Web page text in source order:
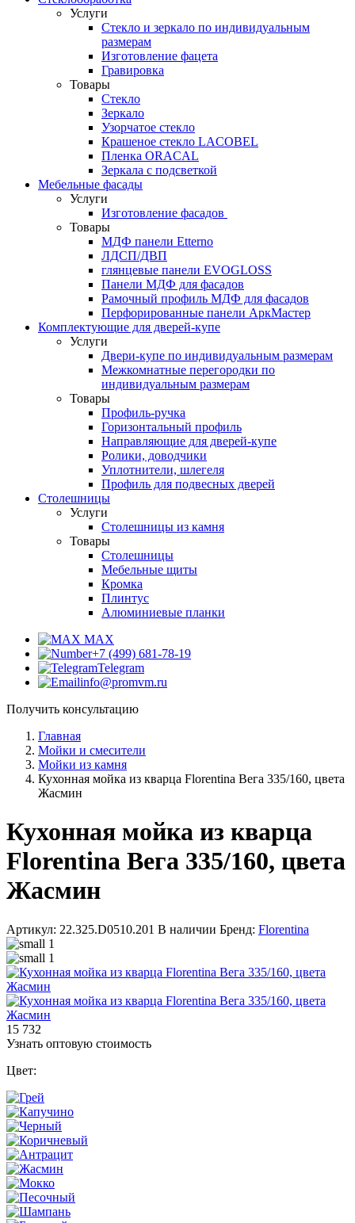
Услуги
Стекло и зеркало по индивидуальным
размерам
Изготовление фацета
Гравировка
Товары
Стекло
Зеркало
Узорчатое стекло
Крашеное стекло LACOBEL
Пленка ORACAL
Зеркала с подсветкой
Мебельные фасады
Услуги
Изготовление фасадов
Товары
МДФ панели Etterno
ЛДСП/ДВП
глянцевые панели EVOGLOSS
Панели МДФ для фасадов
Рамочный профиль МДФ для фасадов
Перфорированные панели АркМастер
Комплектующие для дверей-купе
Услуги
Двери-купе по индивидуальным размерам
Межкомнатные перегородки по
индивидуальным размерам
Товары
Профиль-ручка
Горизонтальный профиль
Направляющие для дверей-купе
Ролики, доводчики
Уплотнители, шлегеля
Профиль для подвесных дверей
Столешницы
Услуги
Столешницы из камня
Товары
Столешницы
Мебельные щиты
Кромка
Плинтус
Алюминиевые планки
MAX
+7 (499) 681-78-19
Telegram
info@promvm.ru
Получить консультацию
Главная
Мойки и смесители
Мойки из камня
Кухонная мойка из кварца Florentina Вега 335/160, цвета
Жасмин
Кухонная мойка из кварца
Florentina Вега 335/160, цвета
Жасмин
Артикул: 22.325.D0510.201 В наличии Бренд: Florentina
15 732
Узнать оптовую стоимость
Цвет: